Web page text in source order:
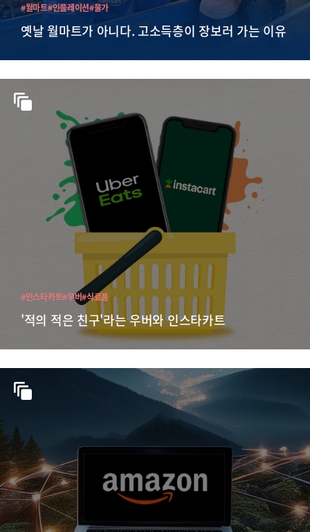
옛날 월마트가 아니다. 고소득층이 장보러 가는 이유
#월마트#인플레이션#물가
'적의 적은 친구'라는 우버와 인스타카트
#인스타카트#우버#식료품